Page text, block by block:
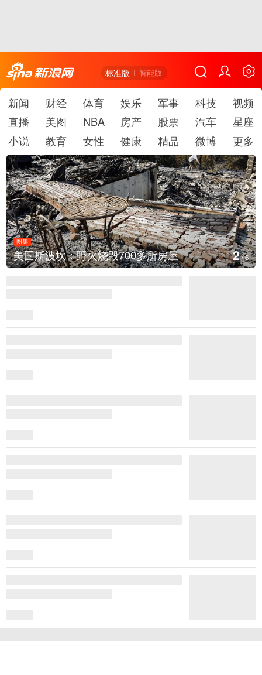
标准版 智能版
新闻 财经 体育 娱乐 军事 科技
视频
直播
美图 NBA 房产 股票 汽车
星座
小说
教育 女性 健康 精品 微博 更多
图集
美国斯波坎：野火烧毁700多所房屋 2/6